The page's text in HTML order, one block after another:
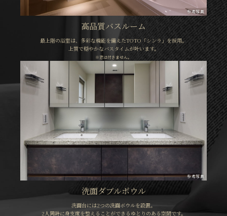
参考写真
高品質バスルーム
最上階の浴室は、多彩な機能を備えたTOTO「シンラ」を採用。
上質で穏やかなバスタイムが叶います。
※窓は付きません。
参考写真
洗面ダブルボウル
洗面台には2つの洗面ボウルを設置。
2人同時に身支度を整えることができるゆとりのある空間です。